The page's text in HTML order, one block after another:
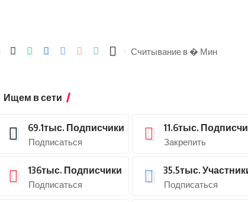
Считывание в � Мин
Ищем в сети
69.1тыс. Подписчики
Подписаться
11.6тыс.
Закрепить
136тыс. Подписчики
Подписаться
35.5тыс.
Подписаться